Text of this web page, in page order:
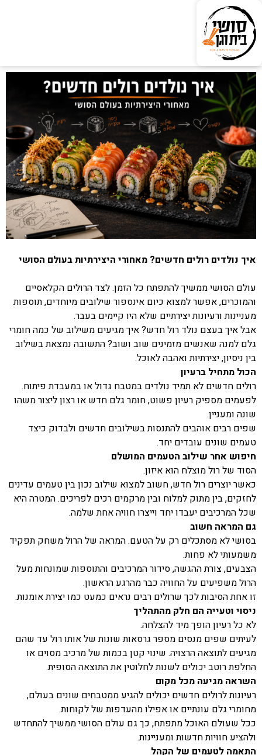
איך נולדים רולים חדשים? מאחורי היצירתיות בעולם הסושי
עולם הסושי ממשיך להתפתח כל הזמן. לצד הרולים הקלאסיים
והמוכרים, אפשר למצוא כיום אינספור שילובים מיוחדים, תוספות
מעניינות ורעיונות יצירתיים שלא היו קיימים בעבר.
אבל איך בעצם נולד רול חדש? איך מגיעים משילוב של כמה חומרי
גלם למנה שאנשים מזמינים שוב ושוב? התשובה נמצאת בשילוב
בין ניסיון, יצירתיות ואהבה לאוכל.
הכול מתחיל ברעיון
רולים חדשים לא תמיד נולדים במטבח גדול או במעבדת פיתוח.
לפעמים מספיק רעיון פשוט, חומר גלם חדש או רצון ליצור משהו
שונה ומעניין.
שפים רבים אוהבים להתנסות בשילובים חדשים ולבדוק כיצד
טעמים שונים עובדים יחד.
חיפוש אחר שילוב הטעמים המושלם
הסוד של רול מוצלח הוא איזון.
כאשר יוצרים רול חדש, חשוב למצוא שילוב נכון בין טעמים עדינים
לחזקים, בין מתוק למלוח ובין מרקמים רכים לפריכים. המטרה היא
שכל המרכיבים יעבדו יחד וייצרו חוויה אחת שלמה.
גם המראה חשוב
בסושי לא מסתכלים רק על הטעם. המראה של הרול משחק תפקיד
משמעותי לא פחות.
הצבעים, צורת ההגשה, סידור המרכיבים והתוספות שמונחות מעל
הרול משפיעים על החוויה כבר מהרגע הראשון.
זו אחת הסיבות לכך שרולים רבים נראים כמעט כמו יצירת אומנות.
ניסוי וטעייה הם חלק מהתהליך
לא כל רעיון הופך מיד להצלחה.
לעיתים שפים מנסים מספר גרסאות שונות של אותו רול עד שהם
מגיעים לתוצאה הרצויה. שינוי קטן בכמות של מרכיב מסוים או
החלפת רוטב יכולים לשנות לחלוטין את התוצאה הסופית.
השראה מגיעה מכל מקום
רעיונות לרולים חדשים יכולים להגיע ממטבחים שונים בעולם,
מחומרי גלם עונתיים או אפילו מהעדפות של לקוחות.
ככל שעולם האוכל מתפתח, כך גם עולם הסושי ממשיך להתחדש
ולהציע חוויות חדשות ומעניינות.
התאמה לטעמים של הקהל